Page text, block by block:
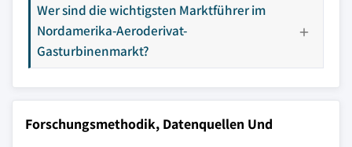
Wer sind die wichtigsten Marktführer im
Nordamerika-Aeroderivat-
Gasturbinenmarkt?
Forschungsmethodik, Datenquellen Und